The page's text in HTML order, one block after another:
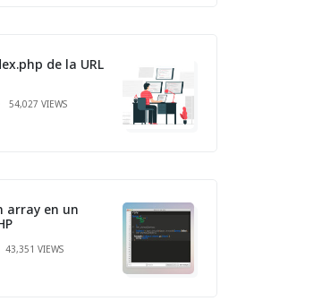
de la URL
54,027 VIEWS
array en un
43,351 VIEWS